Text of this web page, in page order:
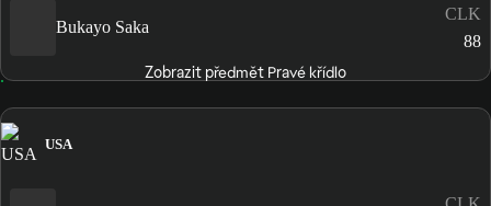
Bukayo Saka
CLK
88
Zobrazit předmět Pravé křídlo
USA